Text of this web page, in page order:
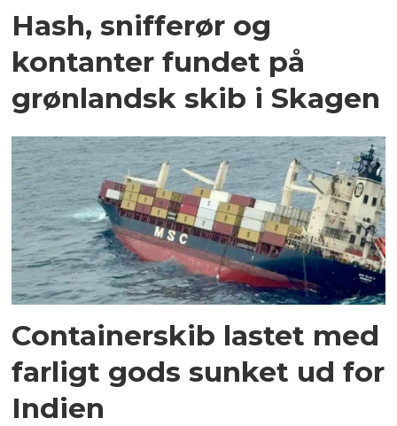
Hash, snifferør og
kontanter fundet på
grønlandsk skib i Skagen
Containerskib lastet med
farligt gods sunket ud for
Indien